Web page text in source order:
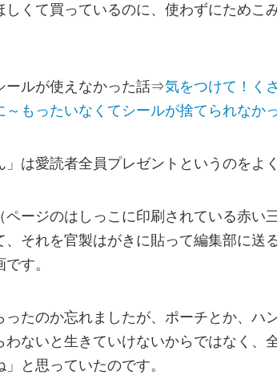
しくて買っているのに、使わずにためこ
ールが使えなかった話⇒気をつけて！く
～もったいなくてシールが捨てられなか
」は愛読者全員プレゼントというのをよ
ページのはしっこに印刷されている赤い
、それを官製はがきに貼って編集部に送
す。
ったのか忘れましたが、ポーチとか、ハ
わないと生きていけないからではなく、
」と思っていたのです。